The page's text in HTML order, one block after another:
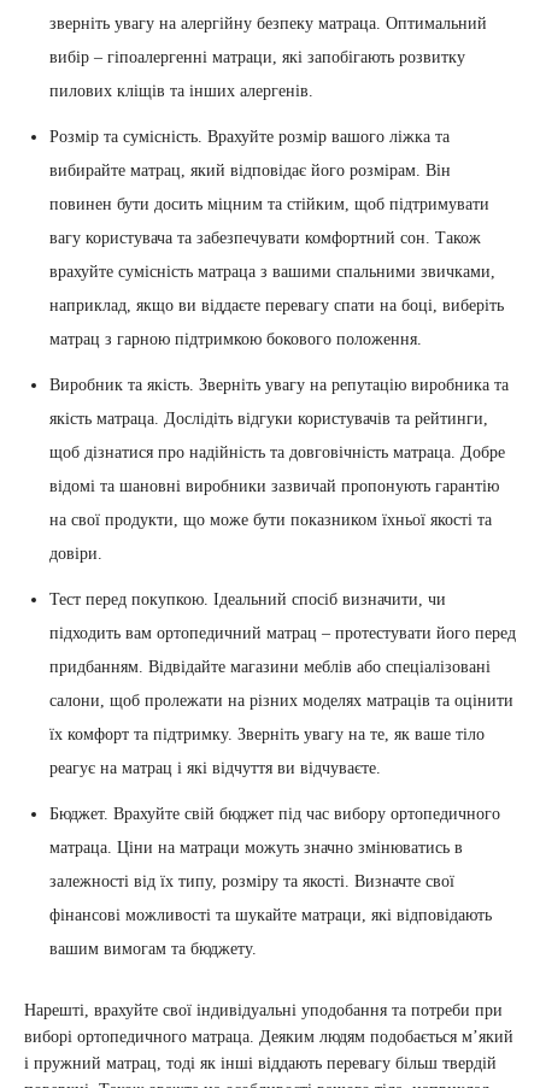
зверніть увагу на алергійну безпеку матраца. Оптимальний
вибір – гіпоалергенні матраци, які запобігають розвитку
пилових кліщів та інших алергенів.
Розмір та сумісність. Врахуйте розмір вашого ліжка та
вибирайте матрац, який відповідає його розмірам. Він
повинен бути досить міцним та стійким, щоб підтримувати
вагу користувача та забезпечувати комфортний сон. Також
врахуйте сумісність матраца з вашими спальними звичками,
наприклад, якщо ви віддаєте перевагу спати на боці, виберіть
матрац з гарною підтримкою бокового положення.
Виробник та якість. Зверніть увагу на репутацію виробника та
якість матраца. Дослідіть відгуки користувачів та рейтинги,
щоб дізнатися про надійність та довговічність матраца. Добре
відомі та шановні виробники зазвичай пропонують гарантію
на свої продукти, що може бути показником їхньої якості та
довіри.
Тест перед покупкою. Ідеальний спосіб визначити, чи
підходить вам ортопедичний матрац – протестувати його перед
придбанням. Відвідайте магазини меблів або спеціалізовані
салони, щоб пролежати на різних моделях матраців та оцінити
їх комфорт та підтримку. Зверніть увагу на те, як ваше тіло
реагує на матрац і які відчуття ви відчуваєте.
Бюджет. Врахуйте свій бюджет під час вибору ортопедичного
матраца. Ціни на матраци можуть значно змінюватись в
залежності від їх типу, розміру та якості. Визначте свої
фінансові можливості та шукайте матраци, які відповідають
вашим вимогам та бюджету.
Нарешті, врахуйте свої індивідуальні уподобання та потреби при
виборі ортопедичного матраца. Деяким людям подобається м’який
і пружний матрац, тоді як інші віддають перевагу більш твердій